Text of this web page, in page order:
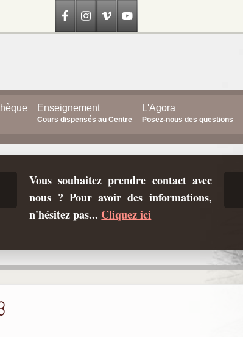
Enseignement
Cours dispensés au Centre
L'Agora
Posez-nous des questions
Vous souhaitez prendre contact avec
nous ? Pour avoir des informations,
n'hésitez pas... Cliquez ici